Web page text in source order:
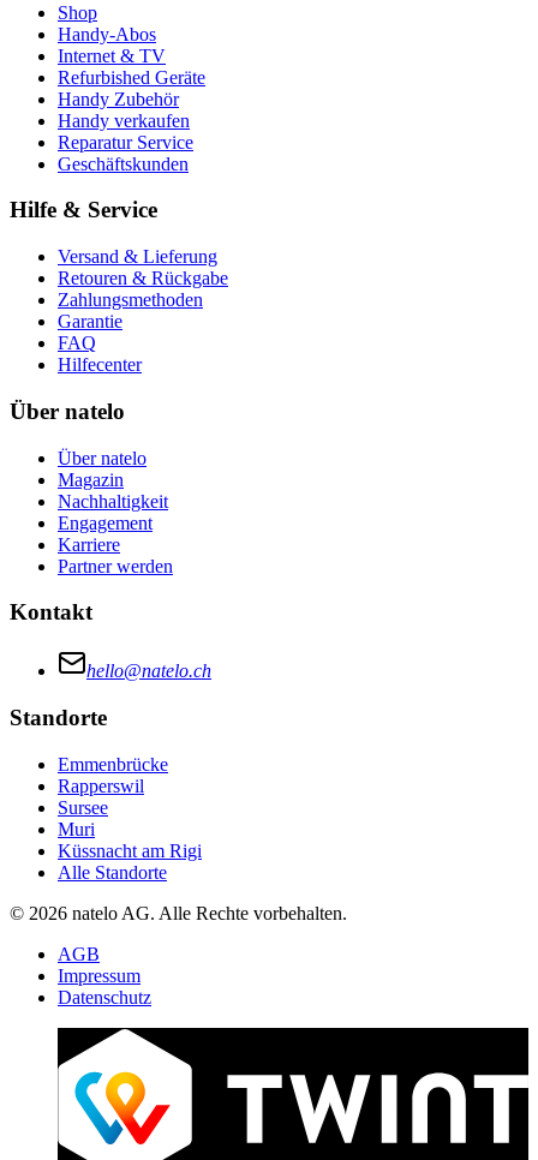
Shop
Handy-Abos
Internet & TV
Refurbished Geräte
Handy Zubehör
Handy verkaufen
Reparatur Service
Geschäftskunden
Hilfe & Service
Versand & Lieferung
Retouren & Rückgabe
Zahlungsmethoden
Garantie
FAQ
Hilfecenter
Über natelo
Über natelo
Magazin
Nachhaltigkeit
Engagement
Karriere
Partner werden
Kontakt
hello@natelo.ch
Standorte
Emmenbrücke
Rapperswil
Sursee
Muri
Küssnacht am Rigi
Alle Standorte
© 2026 natelo AG. Alle Rechte vorbehalten.
AGB
Impressum
Datenschutz